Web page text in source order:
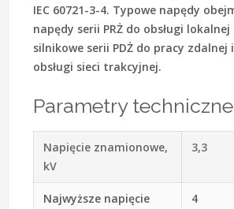
IEC 60721-3-4. Typowe napędy
napędy serii PRŻ do obsługi
silnikowe serii PDŻ do pracy
obsługi sieci trakcyjnej.
Parametry techniczne
Napięcie znamionowe,
kV
3,3
Najwyższe napięcie
4